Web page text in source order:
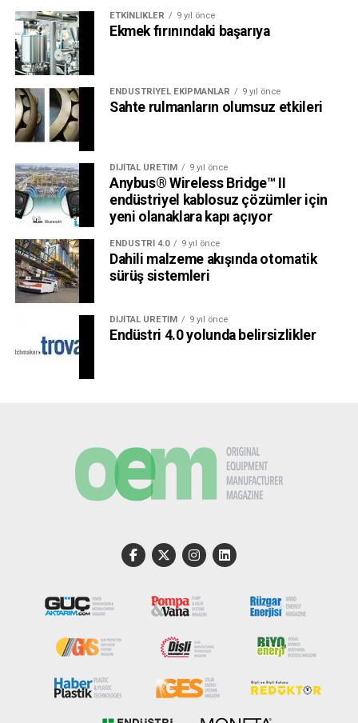
ETKINLIKLER 9 yıl önce
Ekmek fırınındaki başarıya
ENDÜSTRIYEL EKIPMANLAR 9 yıl önce
Sahte rulmanların olumsuz etkileri
DIJITAL ÜRETIM 9 yıl önce
Anybus® Wireless Bridge™ II
endüstriyel kablosuz çözümler için
yeni olanaklara kapı açıyor
ENDÜSTRI 4.0 9 yıl önce
Dahili malzeme akışında otomatik
sürüş sistemleri
DIJITAL ÜRETIM 9 yıl önce
Endüstri 4.0 yolunda belirsizlikler